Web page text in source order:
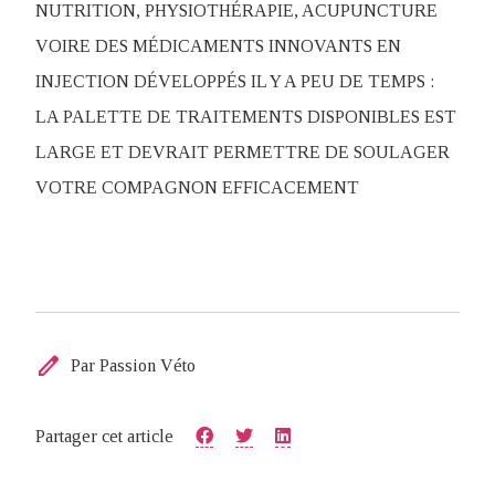
NUTRITION, PHYSIOTHÉRAPIE, ACUPUNCTURE
VOIRE DES MÉDICAMENTS INNOVANTS EN
INJECTION DÉVELOPPÉS IL Y A PEU DE TEMPS :
LA PALETTE DE TRAITEMENTS DISPONIBLES EST
LARGE ET DEVRAIT PERMETTRE DE SOULAGER
VOTRE COMPAGNON EFFICACEMENT
edit Par Passion Véto
Partager cet article